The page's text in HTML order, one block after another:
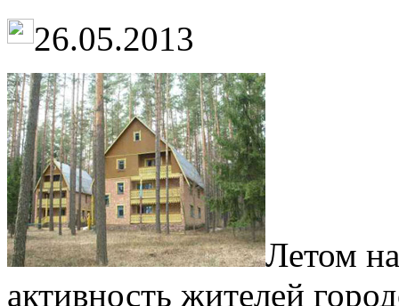
26.05.2013
Летом
активность жителей